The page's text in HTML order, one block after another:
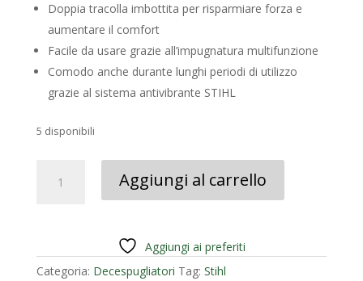
Doppia tracolla imbottita per risparmiare forza e
aumentare il comfort
Facile da usare grazie all’impugnatura multifunzione
Comodo anche durante lunghi periodi di utilizzo
grazie al sistema antivibrante STIHL
5 disponibili
STIHL
quantità
Aggiungi al carrello
Aggiungi ai preferiti
Categoria: Decespugliatori Tag: Stihl